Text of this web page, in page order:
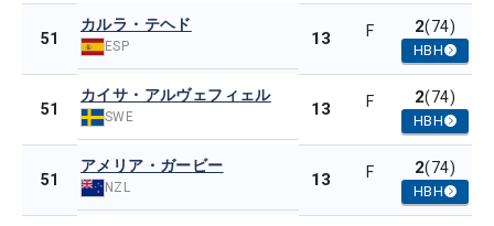
51
カルラ・テヘド
ESP 13 F 2(74)
HBH
51
カイサ・アルヴェフィェル
SWE 13 F 2(74)
HBH
51
アメリア・ガービー
NZL 13 F 2(74)
HBH